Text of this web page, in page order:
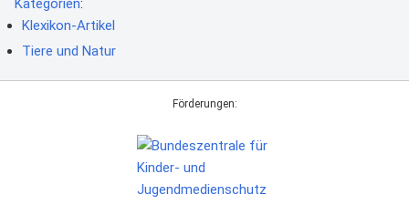
Kategorien:
Klexikon-Artikel
Tiere und Natur
Förderungen: